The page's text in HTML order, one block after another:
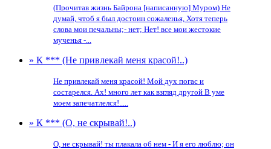
(Прочитав жизнь Байрона [написанную] Муром) Не
думай, чтоб я был достоин сожаленья, Хотя теперь
слова мои печальны;- нет; Нет! все мои жестокие
мученья -...
» К *** (Не привлекай меня красой!..)
Не привлекай меня красой! Мой дух погас и
состарелся. Ах! много лет как взгляд другой В уме
моем запечатлелся!.....
» К *** (О, не скрывай!..)
О, не скрывай! ты плакала об нем - И я его люблю; он